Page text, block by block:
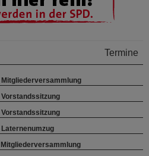
Termine
Mitgliederversammlung
Vorstandssitzung
Vorstandssitzung
Laternenumzug
Mitgliederversammlung